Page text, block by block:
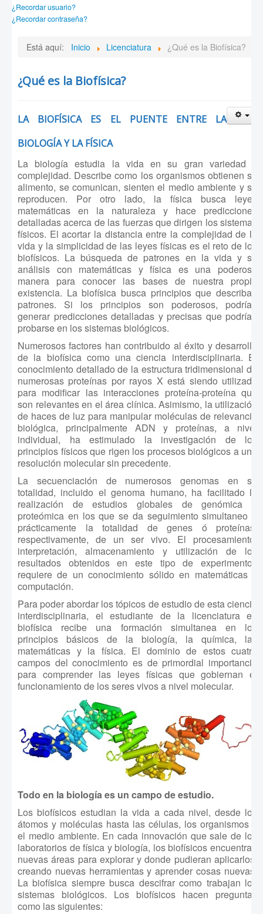
¿Recordar usuario?
¿Recordar contraseña?
Está aquí: Inicio Licenciatura ¿Qué es la Biofísica?
¿Qué es la Biofísica?
LA BIOFÍSICA ES EL PUENTE ENTRE LA
BIOLOGÍA Y LA FÍSICA
La biología estudia la vida en su gran variedad y
complejidad. Describe como los organismos obtienen su
alimento, se comunican, sienten el medio ambiente y se
reproducen. Por otro lado, la física busca leyes
matemáticas en la naturaleza y hace predicciones
detalladas acerca de las fuerzas que dirigen los sistemas
físicos. El acortar la distancia entre la complejidad de la
vida y la simplicidad de las leyes físicas es el reto de los
biofísicos. La búsqueda de patrones en la vida y su
análisis con matemáticas y física es una poderosa
manera para conocer las bases de nuestra propia
existencia. La biofísica busca principios que describan
patrones. Si los principios son poderosos, podrían
generar predicciones detalladas y precisas que podrían
probarse en los sistemas biológicos.
Numerosos factores han contribuido al éxito y desarrollo
de la biofísica como una ciencia interdisciplinaria. El
conocimiento detallado de la estructura tridimensional de
numerosas proteínas por rayos X está siendo utilizado
para modificar las interacciones proteína-proteína que
son relevantes en el área clínica. Asimismo, la utilización
de haces de luz para manipular moléculas de relevancia
biológica, principalmente ADN y proteínas, a nivel
individual, ha estimulado la investigación de los
principios físicos que rigen los procesos biológicos a una
resolución molecular sin precedente.
La secuenciación de numerosos genomas en su
totalidad, incluido el genoma humano, ha facilitado la
realización de estudios globales de genómica ó
proteómica en los que se da seguimiento simultaneo a
prácticamente la totalidad de genes ó proteínas,
respectivamente, de un ser vivo. El procesamiento,
interpretación, almacenamiento y utilización de los
resultados obtenidos en este tipo de experimentos
requiere de un conocimiento sólido en matemáticas y
computación.
Para poder abordar los tópicos de estudio de esta ciencia
interdisciplinaria, el estudiante de la licenciatura en
biofísica recibe una formación simultanea en los
principios básicos de la biología, la química, las
matemáticas y la física. El dominio de estos cuatro
campos del conocimiento es de primordial importancia
para comprender las leyes físicas que gobiernan el
funcionamiento de los seres vivos a nivel molecular.
Todo en la biología es un campo de estudio.
Los biofísicos estudian la vida a cada nivel, desde los
átomos y moléculas hasta las células, los organismos y
el medio ambiente. En cada innovación que sale de los
laboratorios de física y biología, los biofísicos encuentran
nuevas áreas para explorar y donde pudieran aplicarlos,
creando nuevas herramientas y aprender cosas nuevas.
La biofísica siempre busca descifrar como trabajan los
sistemas biológicos. Los biofísicos hacen preguntas
como las siguientes: